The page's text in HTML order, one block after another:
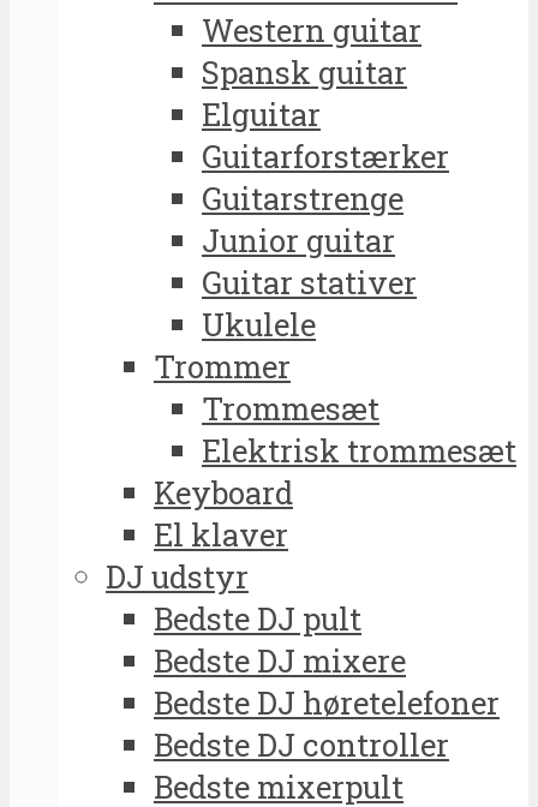
Western guitar
Spansk guitar
Elguitar
Guitarforstærker
Guitarstrenge
Junior guitar
Guitar stativer
Ukulele
Trommer
Trommesæt
Elektrisk trommesæt
Keyboard
El klaver
DJ udstyr
Bedste DJ pult
Bedste DJ mixere
Bedste DJ høretelefoner
Bedste DJ controller
Bedste mixerpult